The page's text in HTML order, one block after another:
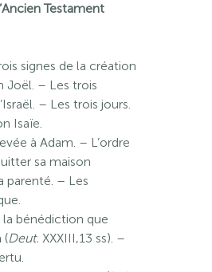
Testament
signes de la création
Joël. – Les trois
– Les trois jours.
Isaïe.
à Adam. – L’ordre
sa maison
parenté. – Les
la bénédiction que
(Deut.XXXIII,13 ss). –